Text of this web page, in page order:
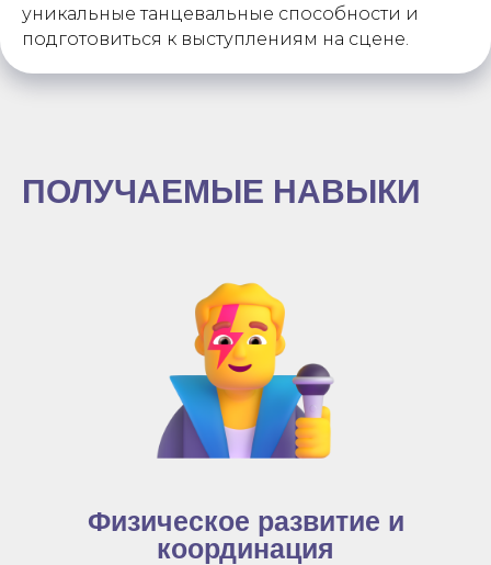
уникальные танцевальные способности и
подготовиться к выступлениям на сцене.
ПОЛУЧАЕМЫЕ НАВЫКИ
Физическое развитие и
координация